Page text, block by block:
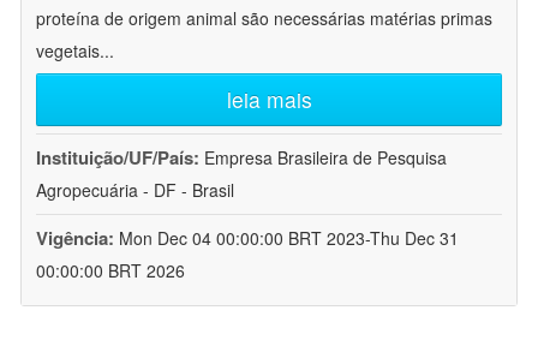
proteína de origem animal são necessárias matérias primas
vegetais...
leia mais
Instituição/UF/País: Empresa Brasileira de Pesquisa
Agropecuária - DF - Brasil
Vigência: Mon Dec 04 00:00:00 BRT 2023-Thu Dec 31
00:00:00 BRT 2026